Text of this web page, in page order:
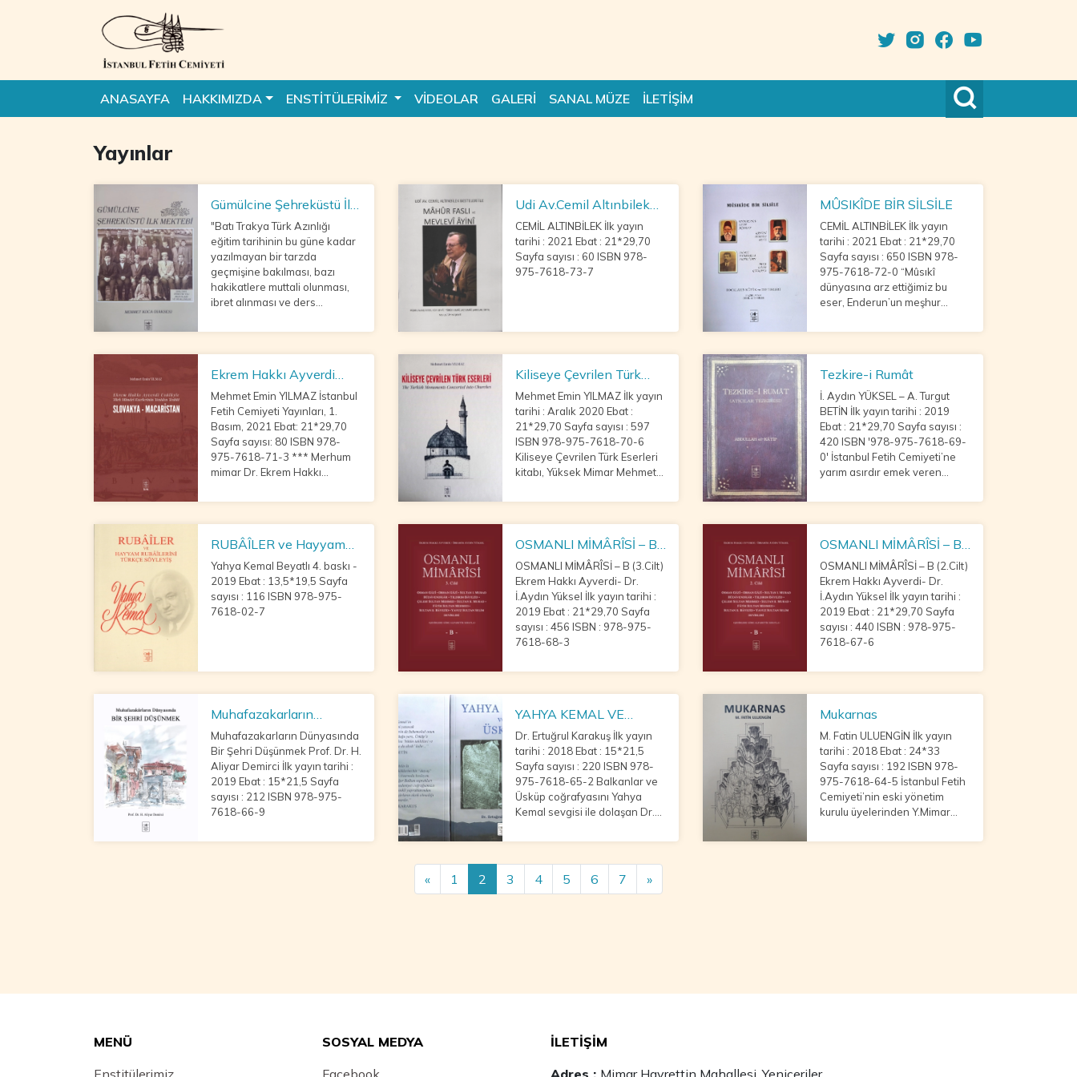
ANASAYFA HAKKIMIZDA ENSTİTÜLERİMİZ VİDEOLAR GALERİ SANAL MÜZE İLETİŞİM
Yayınlar
Gümülcine Şehreküstü İlk
Mektebi
"Batı Trakya Türk Azınlığı
eğitim tarihinin bu güne kadar
yazılmayan bir tarzda
geçmişine bakılması, bazı
hakikatlere muttali olunması,
ibret alınması ve ders
“GÜMÜLCİNE ŞEHREKÜSTÜ İLK
kazandırmış ol
Udi Av.Cemil Altınbilek
Besteleri ile Mahur Faslı
ve Mevlevi Ayini
CEMİL ALTINBİLEK İlk yayın
tarihi : 2021 Ebat : 21*29,70
Sayfa sayısı : 60 ISBN 978-
975-7618-73-7
MÛSIKÎDE BİR SİLSİLE
CEMİL ALTINBİLEK İlk yayın
tarihi : 2021 Ebat : 21*29,70
Sayfa sayısı : 650 ISBN 978-
975-7618-72-0 “Mûsıkî
dünyasına arz ettiğimiz bu
eser, Enderun’un meşhur
Mızıka-i Hümâyun İnce Saz
Ekrem Hakkı Ayverdi
Usûlüyle Türk Mimârî
Eserlerinin Yeniden
Tesbiti SLOVAKYA -
MACARİSTAN
Mehmet Emin YILMAZ İstanbul
Fetih Cemiyeti Yayınları, 1.
Basım, 2021 Ebat: 21*29,70
Sayfa sayısı: 80 ISBN 978-
975-7618-71-3 *** Merhum
mimar Dr. Ekrem Hakkı
Fetih Cemiyeti bünyesinde
Kiliseye Çevrilen Türk
Eserleri
Mehmet Emin YILMAZ İlk yayın
tarihi : Aralık 2020 Ebat :
21*29,70 Sayfa sayısı : 597
ISBN 978-975-7618-70-6
Kiliseye Çevrilen Türk Eserleri
kitabı, Yüksek Mimar Mehmet
çalışması neticesinde, Osmanlı
Tezkire-i Rumât
İ. Aydın YÜKSEL – A. Turgut
BETİN İlk yayın tarihi : 2019
Ebat : 21*29,70 Sayfa sayısı :
420 ISBN '978-975-7618-69-
0' İstanbul Fetih Cemiyeti’ne
yarım asırdır emek veren
Cemiyet üyelerinden Ahmet
RUBÂÎLER ve Hayyam
Rubâîlerini Türkçe
Söyleyiş
Yahya Kemal Beyatlı 4. baskı -
2019 Ebat : 13,5*19,5 Sayfa
sayısı : 116 ISBN 978-975-
7618-02-7
OSMANLI MİMÂRÎSİ – B
(3.Cilt)
OSMANLI MİMÂRÎSİ – B (3.Cilt)
Ekrem Hakkı Ayverdi- Dr.
İ.Aydın Yüksel İlk yayın tarihi :
2019 Ebat : 21*29,70 Sayfa
sayısı : 456 ISBN : 978-975-
7618-68-3
OSMANLI MİMÂRÎSİ – B
(2.Cilt)
OSMANLI MİMÂRÎSİ – B (2.Cilt)
Ekrem Hakkı Ayverdi- Dr.
İ.Aydın Yüksel İlk yayın tarihi :
2019 Ebat : 21*29,70 Sayfa
sayısı : 440 ISBN : 978-975-
7618-67-6
Muhafazakarların
Dünyasında BİR ŞEHRİ
DÜŞÜNMEK
Muhafazakarların Dünyasında
Bir Şehri Düşünmek Prof. Dr. H.
Aliyar Demirci İlk yayın tarihi :
2019 Ebat : 15*21,5 Sayfa
sayısı : 212 ISBN 978-975-
7618-66-9
YAHYA KEMAL VE
ÜSKÜP
Dr. Ertuğrul Karakuş İlk yayın
tarihi : 2018 Ebat : 15*21,5
Sayfa sayısı : 220 ISBN 978-
975-7618-65-2 Balkanlar ve
Üsküp coğrafyasını Yahya
Kemal sevgisi ile dolaşan Dr.
Kemal’in Üsküp’ünü tanıma
Mukarnas
M. Fatin ULUENGİN İlk yayın
tarihi : 2018 Ebat : 24*33
Sayfa sayısı : 192 ISBN 978-
975-7618-64-5 İstanbul Fetih
Cemiyeti’nin eski yönetim
kurulu üyelerinden Y.Mimar
üzerinde çalıştığı, araştırdığı
« 1 2 3 4 5 6 7 »
MENÜ
SOSYAL MEDYA
İLETİŞİM